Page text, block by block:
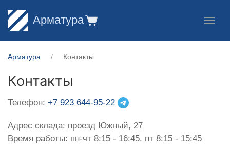
Арматура
Арматура Контакты
Контакты
Телефон: +7 923 644-95-22
Адрес склада: проезд Южный, 27
Время работы: пн-чт 8:15 - 16:45, пт 8:15 - 15:45